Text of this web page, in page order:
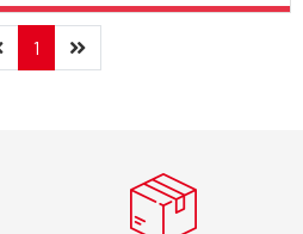
Précédent
1(current)Suivant